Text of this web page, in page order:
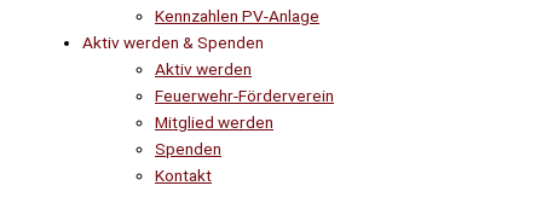
Kennzahlen PV-Anlage
Aktiv werden & Spenden
Aktiv werden
Feuerwehr-Förderverein
Mitglied werden
Spenden
Kontakt